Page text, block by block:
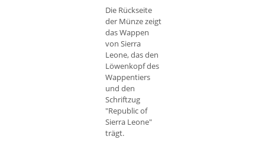
Die Rückseite
der Münze zeigt
das Wappen
von Sierra
Leone, das den
Löwenkopf des
Wappentiers
und den
Schriftzug
"Republic of
Sierra Leone"
trägt.